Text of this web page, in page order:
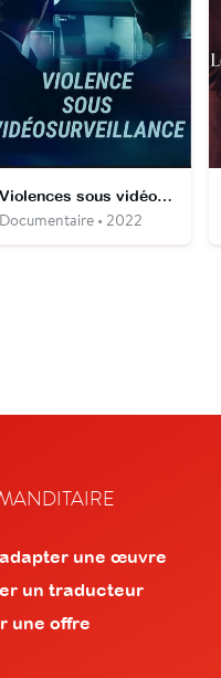
Violences sous vidéosurveillance
• 2022
une œuvre
un traducteur
une offre